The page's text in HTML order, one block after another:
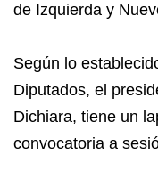
de Izquierda y
Según lo
Diputados, el
Dichiara, tiene un
convocatoria a